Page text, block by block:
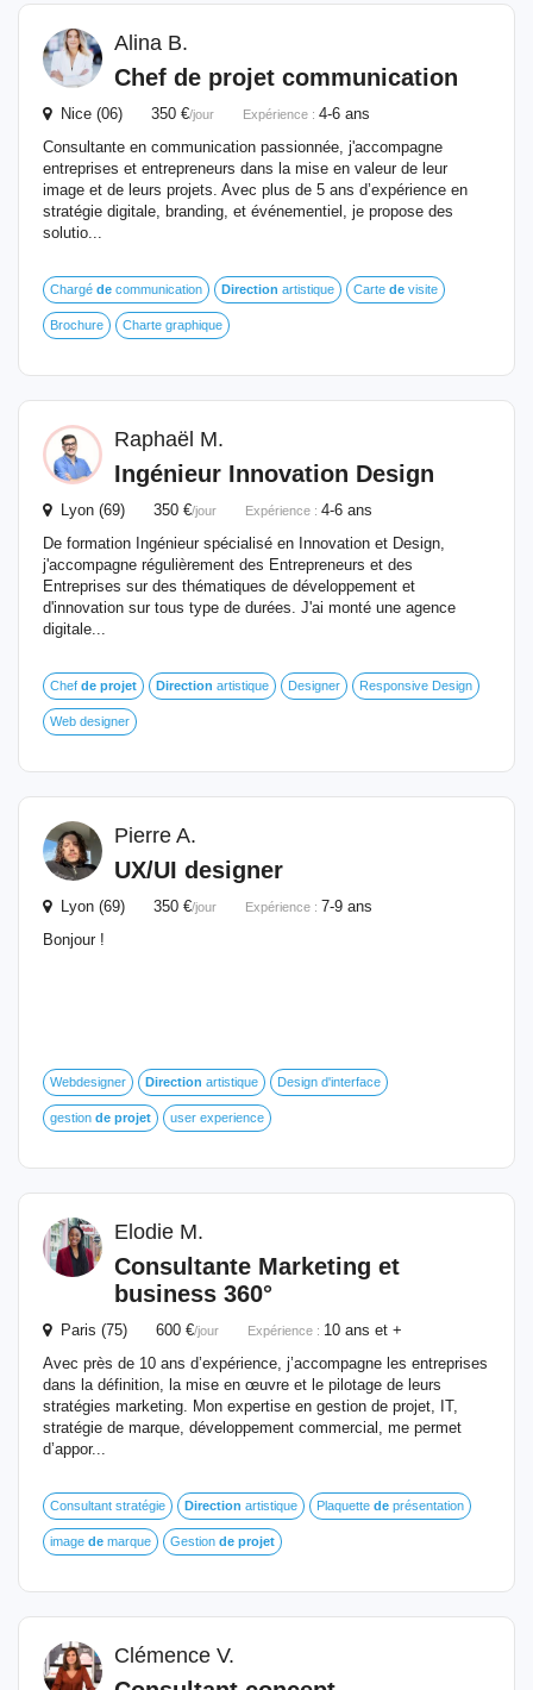
Alina B.
Chef de projet communication
Nice (06) 350 €/jour Expérience : 4-6 ans
Consultante en communication passionnée, j'accompagne
entreprises et entrepreneurs dans la mise en valeur de leur
image et de leurs projets. Avec plus de 5 ans d’expérience en
stratégie digitale, branding, et événementiel, je propose des
solutio...
Chargé de communication Direction artistique Carte de visite
Brochure Charte graphique
Raphaël M.
Ingénieur Innovation Design
Lyon (69) 350 €/jour Expérience : 4-6 ans
De formation Ingénieur spécialisé en Innovation et Design,
j'accompagne régulièrement des Entrepreneurs et des
Entreprises sur des thématiques de développement et
d'innovation sur tous type de durées. J'ai monté une agence
digitale...
Chef de projet Direction artistique Designer Responsive Design
Web designer
Pierre A.
UX/UI designer
Lyon (69) 350 €/jour Expérience : 7-9 ans
Bonjour !
Webdesigner Direction artistique Design d'interface
gestion de projet user experience
Elodie M.
Consultante Marketing et
business 360°
Paris (75) 600 €/jour Expérience : 10 ans et +
Avec près de 10 ans d’expérience, j’accompagne les entreprises
dans la définition, la mise en œuvre et le pilotage de leurs
stratégies marketing. Mon expertise en gestion de projet, IT,
stratégie de marque, développement commercial, me permet
d’appor...
Consultant stratégie Direction artistique Plaquette de présentation
image de marque Gestion de projet
Clémence V.